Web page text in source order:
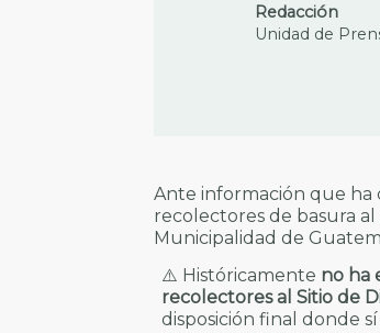
Redacción
Unidad de
Ante información que ha
recolectores de basura al
Municipalidad de
⚠️ Históricamente no ha
recolectores al Sitio de
disposición final donde